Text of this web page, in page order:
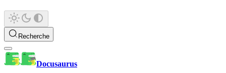
Recherche
Docusaurus